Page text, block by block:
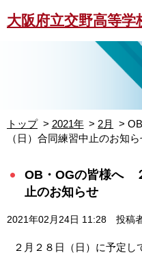
大阪府立交野高等学
トップ 2021年 2月
（日）合同練習中止のお知
OB・OGの皆様へ
止のお知らせ
2021年02月24日 11:28 投稿
２月２８日（日）に予定し